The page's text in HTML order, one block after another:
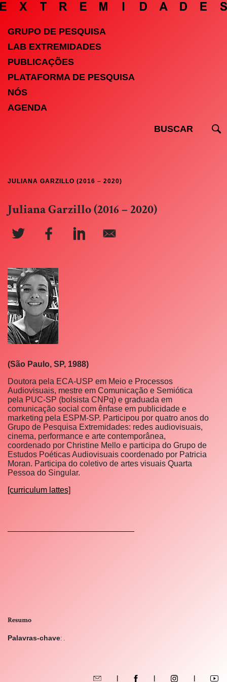
GRUPO DE PESQUISA
LAB EXTREMIDADES
PUBLICAÇÕES
PLATAFORMA DE PESQUISA
NÓS
AGENDA
JULIANA GARZILLO (2016 – 2020)
Juliana Garzillo (2016 – 2020)
(São Paulo, SP, 1988)
Doutora pela ECA-USP em Meio e Processos
Audiovisuais, mestre em Comunicação e Semiótica
pela PUC-SP (bolsista CNPq) e graduada em
comunicação social com ênfase em publicidade e
marketing pela ESPM-SP. Participou por quatro anos do
Grupo de Pesquisa Extremidades: redes audiovisuais,
cinema, performance e arte contemporânea,
coordenado por Christine Mello e participa do Grupo de
Estudos Poéticas Audiovisuais coordenado por Patricia
Moran. Participa do coletivo de artes visuais Quarta
Pessoa do Singular.
[curriculum lattes]
Resumo
Palavras-chave: .